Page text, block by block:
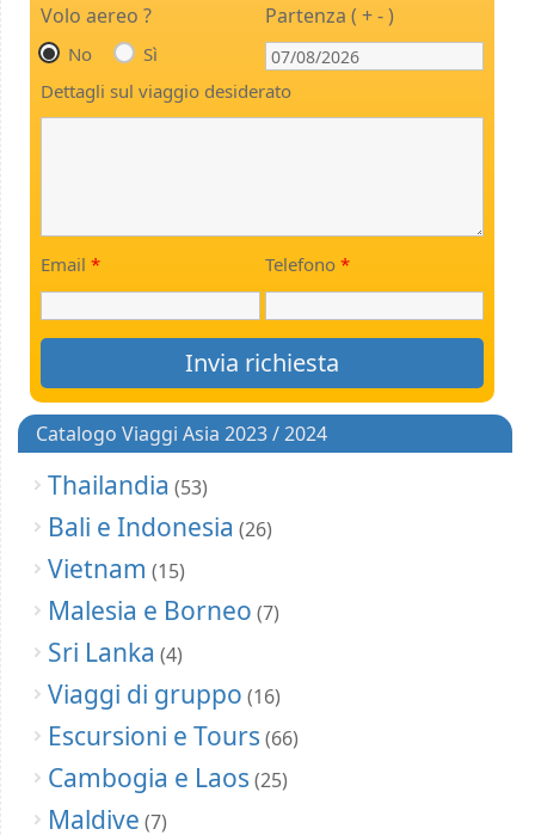
Volo aereo ?
No Sì
Partenza ( + - )
Dettagli sul viaggio desiderato
Email * Telefono *
Catalogo Viaggi Asia 2023 / 2024
Thailandia (53)
Bali e Indonesia (26)
Vietnam (15)
Malesia e Borneo (7)
Sri Lanka (4)
Viaggi di gruppo (16)
Escursioni e Tours (66)
Cambogia e Laos (25)
Maldive (7)